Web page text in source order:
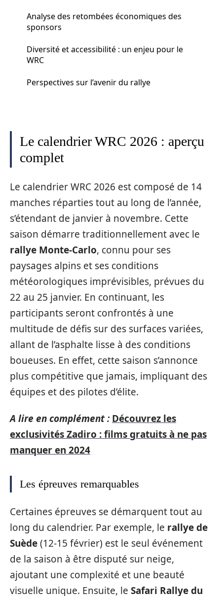
Analyse des retombées économiques des
sponsors
Diversité et accessibilité : un enjeu pour le
WRC
Perspectives sur l’avenir du rallye
Le calendrier WRC 2026 : aperçu
complet
Le calendrier WRC 2026 est composé de 14
manches réparties tout au long de l’année,
s’étendant de janvier à novembre. Cette
saison démarre traditionnellement avec le
rallye Monte-Carlo, connu pour ses
paysages alpins et ses conditions
météorologiques imprévisibles, prévues du
22 au 25 janvier. En continuant, les
participants seront confrontés à une
multitude de défis sur des surfaces variées,
allant de l’asphalte lisse à des conditions
boueuses. En effet, cette saison s’annonce
plus compétitive que jamais, impliquant des
équipes et des pilotes d’élite.
A lire en complément : Découvrez les
exclusivités Zadiro : films gratuits à ne pas
manquer en 2024
Les épreuves remarquables
Certaines épreuves se démarquent tout au
long du calendrier. Par exemple, le rallye de
Suède(12-15 février) est le seul événement
de la saison à être disputé sur neige,
ajoutant une complexité et une beauté
visuelle unique. Ensuite, le Safari Rallye du